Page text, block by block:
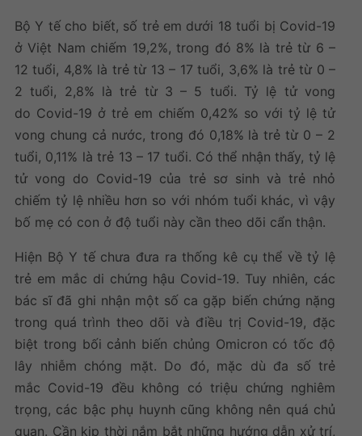
Bộ Y tế cho biết, số trẻ em dưới 18 tuổi bị Covid-19
ở Việt Nam chiếm 19,2%, trong đó 8% là trẻ từ 6 –
12 tuổi, 4,8% là trẻ từ 13 – 17 tuổi, 3,6% là trẻ từ 0 –
2 tuổi, 2,8% là trẻ từ 3 – 5 tuổi. Tỷ lệ tử vong
do Covid-19 ở trẻ em chiếm 0,42% so với tỷ lệ tử
vong chung cả nước, trong đó 0,18% là trẻ từ 0 – 2
tuổi, 0,11% là trẻ 13 – 17 tuổi. Có thể nhận thấy, tỷ lệ
tử vong do Covid-19 của trẻ sơ sinh và trẻ nhỏ
chiếm tỷ lệ nhiều hơn so với nhóm tuổi khác, vì vậy
bố mẹ có con ở độ tuổi này cần theo dõi cẩn thận.
Hiện Bộ Y tế chưa đưa ra thống kê cụ thể về tỷ lệ
trẻ em mắc di chứng hậu Covid-19. Tuy nhiên, các
bác sĩ đã ghi nhận một số ca gặp biến chứng nặng
trong quá trình theo dõi và điều trị Covid-19, đặc
biệt trong bối cảnh biến chủng Omicron có tốc độ
lây nhiễm chóng mặt. Do đó, mặc dù đa số trẻ
mắc Covid-19 đều không có triệu chứng nghiêm
trọng, các bậc phụ huynh cũng không nên quá chủ
quan. Cần kịp thời nắm bắt những hướng dẫn xử trí,